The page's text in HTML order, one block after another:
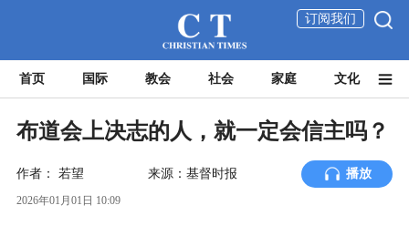
订阅我们
首页 国际 教会 社会 家庭 文化
布道会上决志的人，就一定会信主吗？
作者： 若望 来源：基督时报 播放
2026年01月01日 10:09